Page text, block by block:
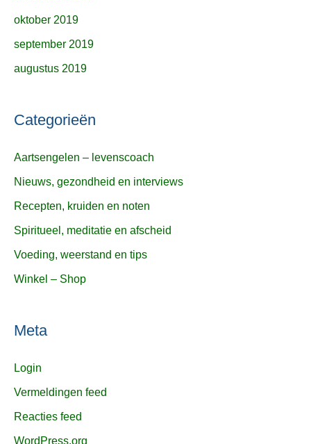
oktober 2019
september 2019
augustus 2019
Categorieën
Aartsengelen – levenscoach
Nieuws, gezondheid en interviews
Recepten, kruiden en noten
Spiritueel, meditatie en afscheid
Voeding, weerstand en tips
Winkel – Shop
Meta
Login
Vermeldingen feed
Reacties feed
WordPress.org